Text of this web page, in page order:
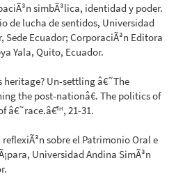
simbÃ³lica, identidad y poder.
de lucha de sentidos, Universidad
Sede Ecuador; CorporaciÃ³n Editora
Yala, Quito, Ecuador.
heritage? Un-settling â€˜The
the post-nationâ€. The politics of
â€˜race.â€™, 21-31.
reflexiÃ³n sobre el Patrimonio Oral e
Universidad Andina SimÃ³n